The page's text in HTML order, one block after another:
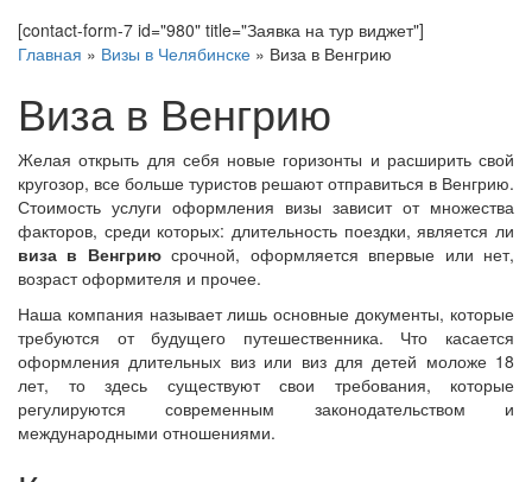
[contact-form-7 id="980" title="Заявка на тур виджет"]
Главная » Визы в Челябинске » Виза в Венгрию
Виза в Венгрию
Желая открыть для себя новые горизонты и расширить свой
кругозор, все больше туристов решают отправиться в Венгрию.
Стоимость услуги оформления визы зависит от множества
факторов, среди которых: длительность поездки, является ли
виза в Венгриюсрочной, оформляется впервые или нет,
возраст оформителя и прочее.
Наша компания называет лишь основные документы, которые
требуются от будущего путешественника. Что касается
оформления длительных виз или виз для детей моложе 18
лет, то здесь существуют свои требования, которые
регулируются современным законодательством и
международными отношениями.